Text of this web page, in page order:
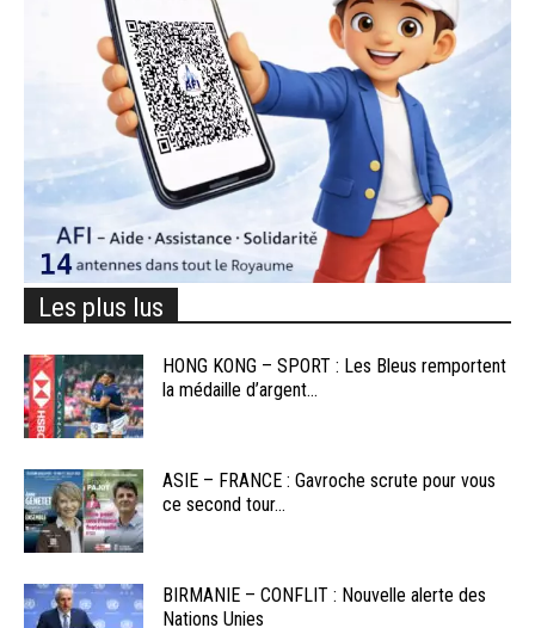
Les plus lus
HONG KONG – SPORT : Les Bleus remportent
la médaille d’argent...
ASIE – FRANCE : Gavroche scrute pour vous
ce second tour...
BIRMANIE – CONFLIT : Nouvelle alerte des
Nations Unies